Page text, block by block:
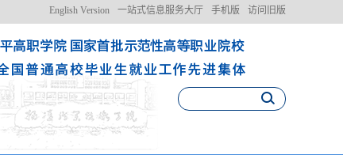
English Version 一站式信息服务大厅 手机版 访问旧版